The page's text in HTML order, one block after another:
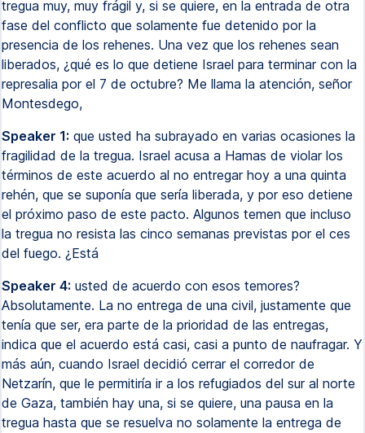
tregua muy, muy frágil y, si se quiere, en la entrada de otra
fase del conflicto que solamente fue detenido por la
presencia de los rehenes. Una vez que los rehenes sean
liberados, ¿qué es lo que detiene Israel para terminar con la
represalia por el 7 de octubre? Me llama la atención, señor
Montesdego,
Speaker 1: que usted ha subrayado en varias ocasiones la
fragilidad de la tregua. Israel acusa a Hamas de violar los
términos de este acuerdo al no entregar hoy a una quinta
rehén, que se suponía que sería liberada, y por eso detiene
el próximo paso de este pacto. Algunos temen que incluso
la tregua no resista las cinco semanas previstas por el ces
del fuego. ¿Está
Speaker 4: usted de acuerdo con esos temores?
Absolutamente. La no entrega de una civil, justamente que
tenía que ser, era parte de la prioridad de las entregas,
indica que el acuerdo está casi, casi a punto de naufragar. Y
más aún, cuando Israel decidió cerrar el corredor de
Netzarín, que le permitiría ir a los refugiados del sur al norte
de Gaza, también hay una, si se quiere, una pausa en la
tregua hasta que se resuelva no solamente la entrega de